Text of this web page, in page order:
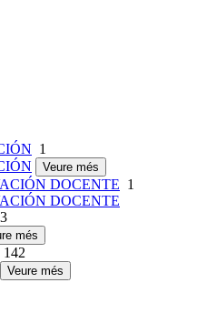
1
Veure més
DOCENTE 1
DOCENTE
més
142
Veure més